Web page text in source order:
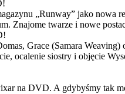
„Runway” jako nowa
Znajome twarze i nowe
Grace (Samara
ocalenie siostry i objęcie
na DVD. A gdybyśmy tak